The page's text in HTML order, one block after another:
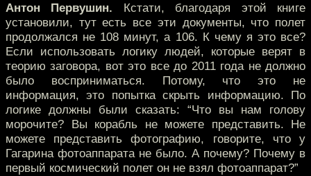
Антон Первушин. Кстати, благодаря этой книге
установили, тут есть все эти документы, что полет
продолжался не 108 минут, а 106. К чему я это все?
Если использовать логику людей, которые верят в
теорию заговора, вот это все до 2011 года не должно
было восприниматься. Потому, что это не
информация, это попытка скрыть информацию. По
логике должны были сказать: “Что вы нам голову
морочите? Вы корабль не можете представить. Не
можете представить фотографию, говорите, что у
Гагарина фотоаппарата не было. А почему? Почему в
первый космический полет он не взял фотоаппарат?”